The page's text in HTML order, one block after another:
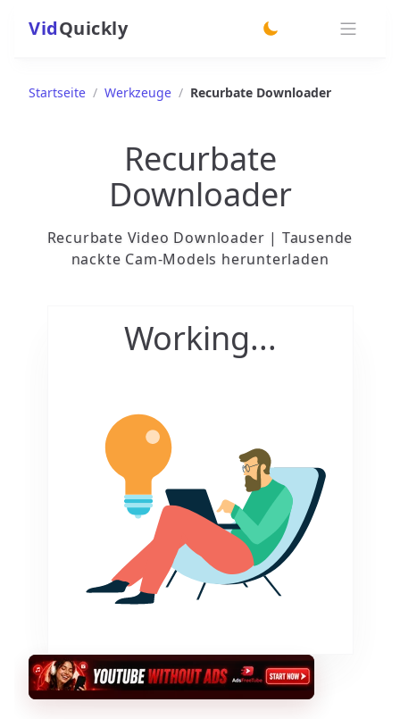
VidQuickly
Startseite / Werkzeuge / Recurbate Downloader
Recurbate
Downloader
Recurbate Video Downloader | Tausende
nackte Cam-Models herunterladen
Working...